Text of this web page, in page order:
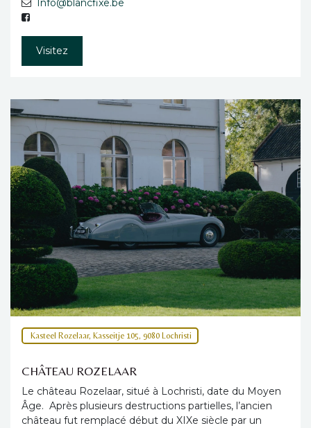
Info@blancfixe.be
Visitez
Kasteel Rozelaar, Kasseitje 105, 9080 Lochristi
CHÂTEAU ROZELAAR
Le château Rozelaar, situé à Lochristi, date du Moyen
Âge. Après plusieurs destructions partielles, l’ancien
château fut remplacé début du XIXe siècle par un